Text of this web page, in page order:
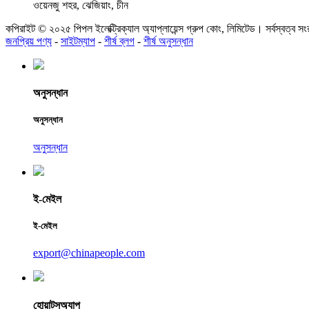
ওয়েনজু শহর, ঝেজিয়াং, চীন
কপিরাইট © ২০২৫ পিপল ইলেক্ট্রিক্যাল অ্যাপ্লায়েন্স গ্রুপ কোং, লিমিটেড। সর্বস্বত্ব
জনপ্রিয় পণ্য - সাইটম্যাপ - শীর্ষ ব্লগ - শীর্ষ অনুসন্ধান
অনুসন্ধান
অনুসন্ধান
অনুসন্ধান
ই-মেইল
ই-মেইল
export@chinapeople.com
হোয়াটসঅ্যাপ